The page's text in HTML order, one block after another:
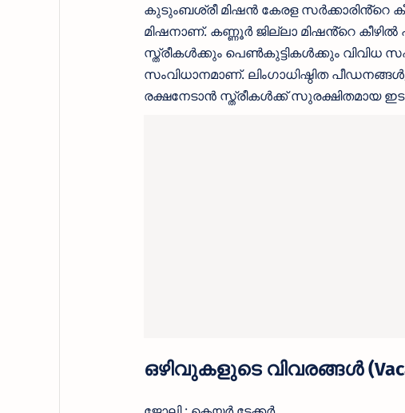
കുടുംബശ്രീ മിഷൻ കേരള സർക്കാരിൻ്റെ
മിഷനാണ്. കണ്ണൂർ ജില്ലാ മിഷൻ്റെ
സ്ത്രീകൾക്കും പെൺകുട്ടികൾക്കും
സംവിധാനമാണ്. ലിംഗാധിഷ്ഠിത
രക്ഷനേടാൻ സ്ത്രീകൾക്ക് സുരക്ഷിതമായ
ഒഴിവുകളുടെ വിവരങ്ങൾ